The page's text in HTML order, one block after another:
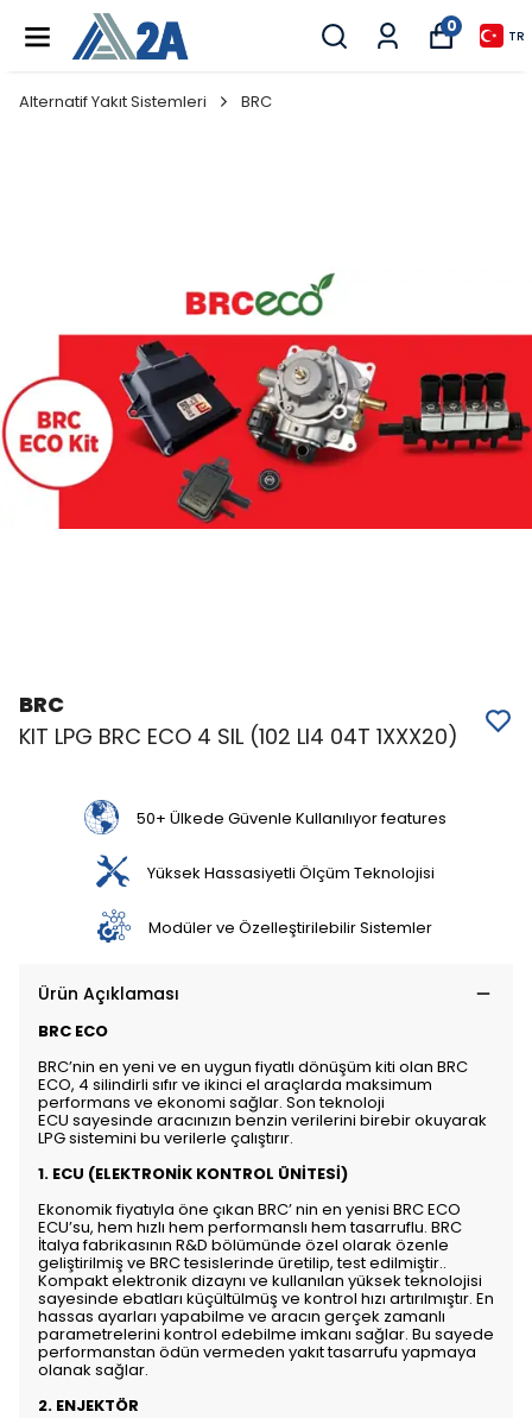
0
TR
Alternatif Yakıt Sistemleri BRC
BRC
KIT LPG BRC ECO 4 SIL (102 LI4 04T 1XXX20)
50+ Ülkede Güvenle Kullanılıyor features
Yüksek Hassasiyetli Ölçüm Teknolojisi
Modüler ve Özelleştirilebilir Sistemler
Ürün Açıklaması
BRC ECO
BRC’nin en yeni ve en uygun fiyatlı dönüşüm kiti olan BRC
ECO, 4 silindirli sıfır ve ikinci el araçlarda maksimum
performans ve ekonomi sağlar. Son teknoloji
ECU sayesinde aracınızın benzin verilerini birebir okuyarak
LPG sistemini bu verilerle çalıştırır.
1. ECU (ELEKTRONİK KONTROL ÜNİTESİ)
Ekonomik fiyatıyla öne çıkan BRC’ nin en yenisi BRC ECO
ECU’su, hem hızlı hem performanslı hem tasarruflu. BRC
İtalya fabrikasının R&D bölümünde özel olarak özenle
geliştirilmiş ve BRC tesislerinde üretilip, test edilmiştir..
Kompakt elektronik dizaynı ve kullanılan yüksek teknolojisi
sayesinde ebatları küçültülmüş ve kontrol hızı artırılmıştır. En
hassas ayarları yapabilme ve aracın gerçek zamanlı
parametrelerini kontrol edebilme imkanı sağlar. Bu sayede
performanstan ödün vermeden yakıt tasarrufu yapmaya
olanak sağlar.
2. ENJEKTÖR